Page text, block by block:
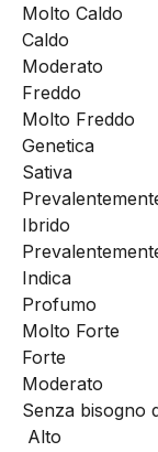
Molto Caldo
Caldo
Moderato
Freddo
Molto Freddo
Genetica
Sativa
Ibrido
Indica
Profumo
Molto Forte
Forte
Moderato
Senza bisogno
Alto